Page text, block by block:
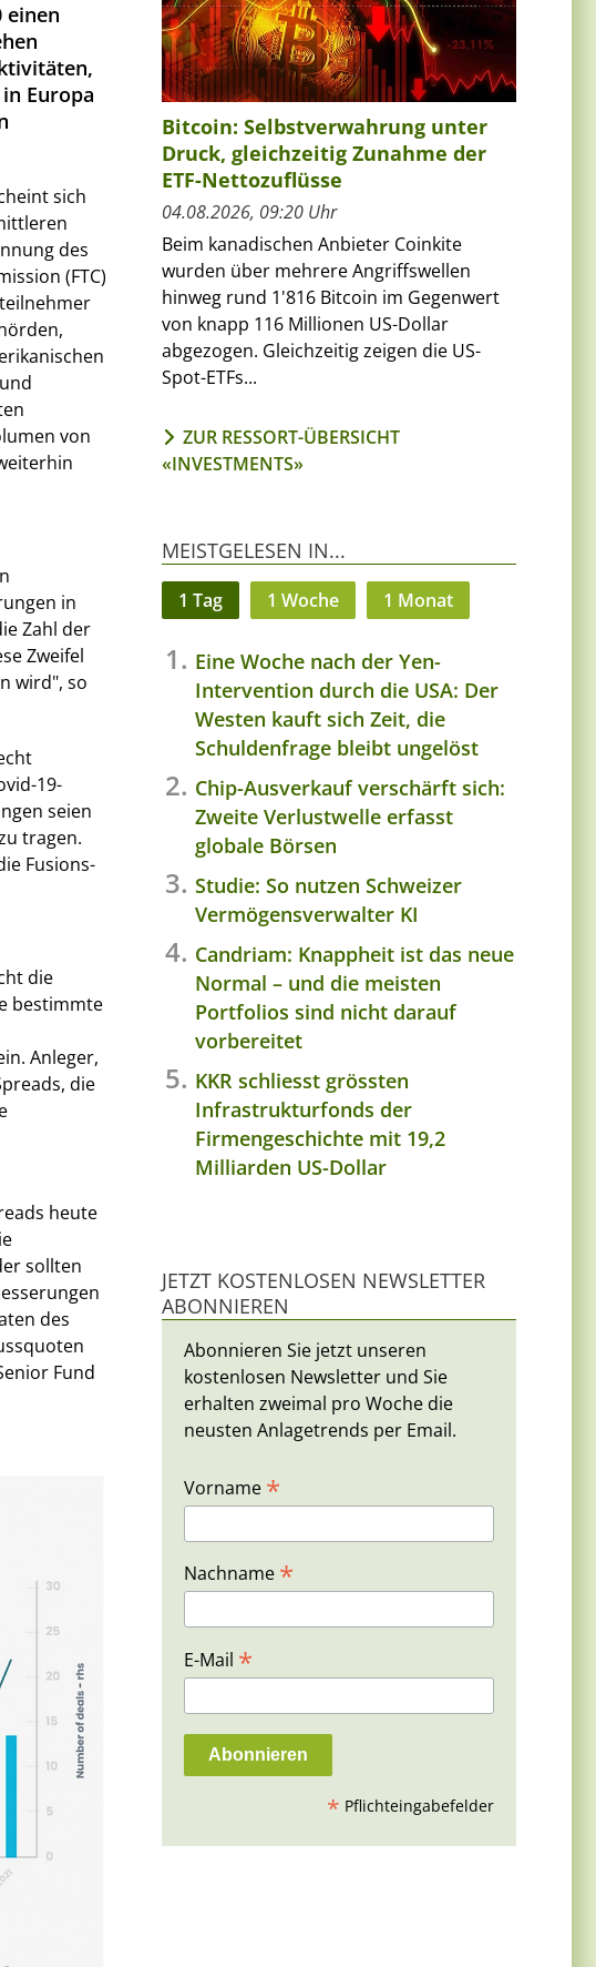
einen
Europa
sich
des
(FTC)
von
in
Zahl der
Zweifel
wird", so
19-
seien
tragen.
Fusions-
die
bestimmte
Anleger,
die
heute
sollten
des
Fund
Bitcoin: Selbstverwahrung unter
Druck, gleichzeitig Zunahme der
ETF-Nettozuflüsse
04.08.2026, 09:20 Uhr
Beim kanadischen Anbieter Coinkite
wurden über mehrere Angriffswellen
hinweg rund 1'816 Bitcoin im Gegenwert
von knapp 116 Millionen US-Dollar
abgezogen. Gleichzeitig zeigen die US-
Spot-ETFs...
ZUR RESSORT-ÜBERSICHT
«INVESTMENTS»
MEISTGELESEN IN...
1 Tag 1 Woche 1 Monat
Eine Woche nach der Yen-
Intervention durch die USA: Der
Westen kauft sich Zeit, die
Schuldenfrage bleibt ungelöst
Chip-Ausverkauf verschärft sich:
Zweite Verlustwelle erfasst
globale Börsen
Studie: So nutzen Schweizer
Vermögensverwalter KI
Candriam: Knappheit ist das neue
Normal – und die meisten
Portfolios sind nicht darauf
vorbereitet
KKR schliesst grössten
Infrastrukturfonds der
Firmengeschichte mit 19,2
Milliarden US-Dollar
JETZT KOSTENLOSEN NEWSLETTER
ABONNIEREN
Abonnieren Sie jetzt unseren
kostenlosen Newsletter und Sie
erhalten zweimal pro Woche die
neusten Anlagetrends per Email.
Vorname *
Nachname *
E-Mail *
* Pflichteingabefelder